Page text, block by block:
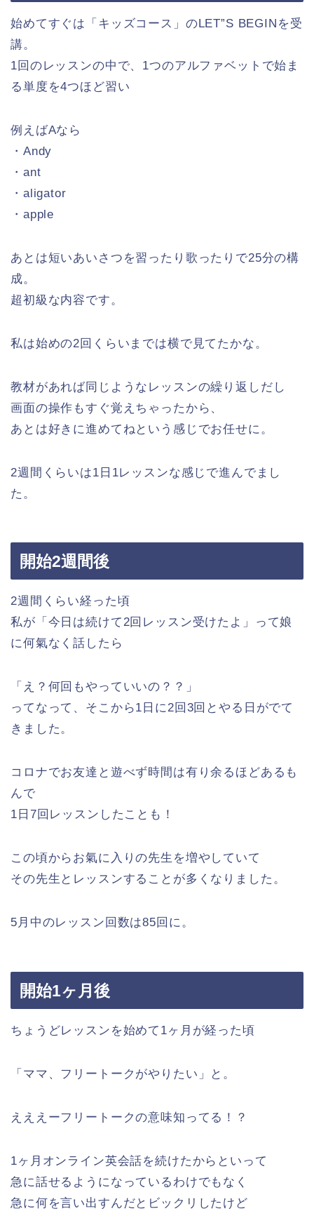
始めてすぐは「キッズコース」のLET”S BEGINを受
講。
1回のレッスンの中で、1つのアルファベットで始ま
る単度を4つほど習い
例えばAなら
・Andy
・ant
・aligator
・apple
あとは短いあいさつを習ったり歌ったりで25分の構
成。
超初級な内容です。
私は始めの2回くらいまでは横で見てたかな。
教材があれば同じようなレッスンの繰り返しだし
画面の操作もすぐ覚えちゃったから、
あとは好きに進めてねという感じでお任せに。
2週間くらいは1日1レッスンな感じで進んでまし
た。
開始2週間後
2週間くらい経った頃
私が「今日は続けて2回レッスン受けたよ」って娘
に何氣なく話したら
「え？何回もやっていいの？？」
ってなって、そこから1日に2回3回とやる日がでて
きました。
コロナでお友達と遊べず時間は有り余るほどあるも
んで
1日7回レッスンしたことも！
この頃からお氣に入りの先生を増やしていて
その先生とレッスンすることが多くなりました。
5月中のレッスン回数は85回に。
開始1ヶ月後
ちょうどレッスンを始めて1ヶ月が経った頃
「ママ、フリートークがやりたい」と。
えええーフリートークの意味知ってる！？
1ヶ月オンライン英会話を続けたからといって
急に話せるようになっているわけでもなく
急に何を言い出すんだとビックリしたけど